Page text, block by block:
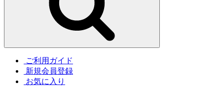
ご利用ガイド
新規会員登録
お気に入り